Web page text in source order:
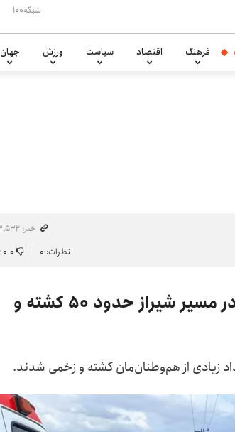
شبکه۱۰۰
فرهنگ اقتصاد سیاست ورزش جهان
خبر: ۱۰۳٬۵۳۲
نظرات: ۰ ۰-۰
حادثه مرگبار واژگونی اتوبوس در مسیر شیراز حدود ۵۰ کشته و
زیادی از هم‌وطنان‌مان کشته و زخمی شدند.